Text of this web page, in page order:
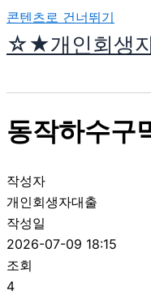
콘텐츠로 건너뛰기
☆★개인회생
동작하수구
작성자
개인회생자대출
작성일
2026-07-09 18:15
조회
4